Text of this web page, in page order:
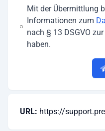
Mit der Übermittlung
Informationen zum
nach § 13 DSGVO
haben.
URL: https://